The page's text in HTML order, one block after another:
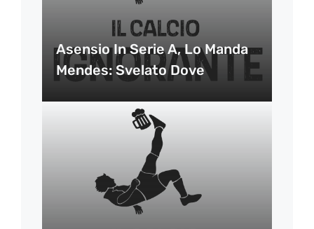
Asensio In Serie A, Lo Manda
Mendes: Svelato Dove